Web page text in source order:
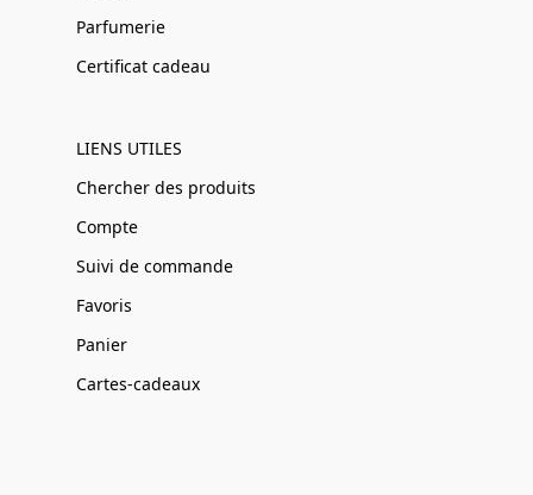
Parfumerie
Certificat cadeau
LIENS UTILES
Chercher des produits
Compte
Suivi de commande
Favoris
Panier
Cartes-cadeaux